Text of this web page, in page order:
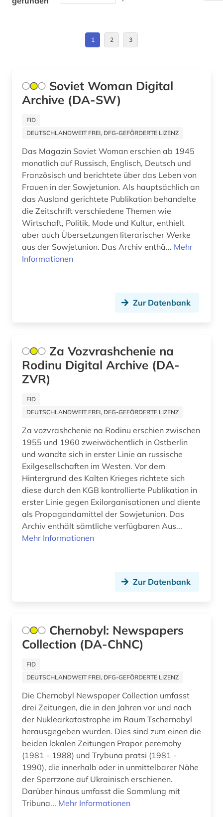
kaukasus (1)
kinderliteratur (1)
kino (4)
kirgisistan (1)
kollektivierung (1)
kommunismus (1)
litauen (1)
literatur (7)
literaturnaja gazeta (2)
militär (1)
militärwissenschaft (1)
mittelasien gus (1)
nachfolgestaaten (1)
naher osten (1)
oral history (2)
orientalistik (1)
ost-west-konflikt (1)
ostdeutschland (1)
osteuropa (4)
Osteuropa (11)
Rumänien (1)
Slowakei (1)
Slowenien (1)
Suedosteuropa (1)
Tschechische Republik (1)
USA (2)
Ukraine (10)
1 2 3
Soviet Woman Digital
Archive (DA-SW)
FID
DEUTSCHLANDWEIT FREI, DFG-GEFÖRDERTE LIZENZ
Das Magazin Soviet Woman erschien ab 1945
monatlich auf Russisch, Englisch, Deutsch und
Französisch und berichtete über das Leben von
Frauen in der Sowjetunion. Als hauptsächlich an
das Ausland gerichtete Publikation behandelte
die Zeitschrift verschiedene Themen wie
Wirtschaft, Politik, Mode und Kultur, enthielt
aber auch Übersetzungen literarischer Werke
aus der Sowjetunion. Das Archiv enthä... Mehr
Informationen
Zur Datenbank
Za Vozvrashchenie na
Rodinu Digital Archive (DA-
ZVR)
FID
DEUTSCHLANDWEIT FREI, DFG-GEFÖRDERTE LIZENZ
Za vozvrashchenie na Rodinu erschien zwischen
1955 und 1960 zweiwöchentlich in Ostberlin
und wandte sich in erster Linie an russische
Exilgesellschaften im Westen. Vor dem
Hintergrund des Kalten Krieges richtete sich
diese durch den KGB kontrollierte Publikation in
erster Linie gegen Exilorganisationen und diente
als Propagandamittel der Sowjetunion. Das
Archiv enthält sämtliche verfügbaren Aus...
Mehr Informationen
Zur Datenbank
Chernobyl: Newspapers
Collection (DA-ChNC)
FID
DEUTSCHLANDWEIT FREI, DFG-GEFÖRDERTE LIZENZ
Die Chernobyl Newspaper Collection umfasst
drei Zeitungen, die in den Jahren vor und nach
der Nuklearkatastrophe im Raum Tschernobyl
herausgegeben wurden. Dies sind zum einen die
beiden lokalen Zeitungen Prapor peremohy
(1981 - 1988) und Trybuna pratsi (1981 -
1990), die innerhalb oder in unmittelbarer Nähe
der Sperrzone auf Ukrainisch erschienen.
Darüber hinaus umfasst die Sammlung mit
Tribuna... Mehr Informationen